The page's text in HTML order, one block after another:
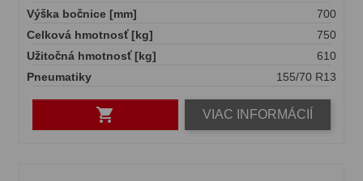
Výška bočnice [mm]
700
Celková hmotnosť [kg]
750
Užitočná hmotnosť [kg]
610
Pneumatiky
155/70 R13
 VIAC INFORMÁCIÍ